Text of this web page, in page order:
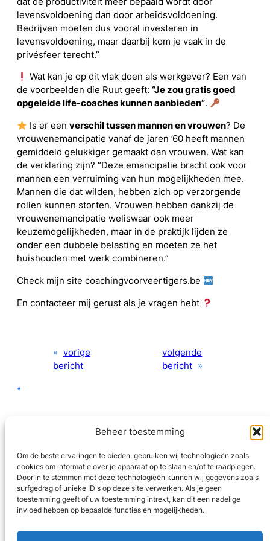
Beheer toestemming
Om de beste ervaringen te bieden, gebruiken wij technologieën zoals
cookies om informatie over je apparaat op te slaan en/of te raadplegen.
Door in te stemmen met deze technologieën kunnen wij gegevens zoals
surfgedrag of unieke ID's op deze site verwerken. Als je geen
toestemming geeft of uw toestemming intrekt, kan dit een nadelige
invloed hebben op bepaalde functies en mogelijkheden.
levensvoldoening dan door arbeidsvoldoening.
Bedrijven moeten dus vooral investeren in
levensvoldoening, maar daarbij kom je vaak in de
privésfeer terecht.”
Wat kan je op dit vlak doen als werkgever? Een van
de voorbeelden die Ruut geeft: “Je zou gratis goed
opgeleide life-coaches kunnen aanbieden”.
Is er een verschil tussen mannen en vrouwen? De
vrouwenemancipatie vanaf de jaren ’60 heeft mannen
gemiddeld gelukkiger gemaakt dan vrouwen. Wat kan
de verklaring zijn? “Deze emancipatie bracht ook voor
mannen een verruiming van hun mogelijkheden mee.
Mannen die dat wilden, hebben zich op verzorgende
rollen kunnen storten. Vrouwen hebben dankzij de
vrouwenemancipatie weliswaar ook meer
keuzemogelijkheden, maar in de praktijk lijden ze
onder een dubbele belasting en moeten ze het
huishouden met werk combineren.”
Check mijn site coachingvoorveertigers.be
En contacteer mij gerust als je vragen hebt
« vorige
bericht
volgende
bericht »
•
LinkedIn
privacybeleid